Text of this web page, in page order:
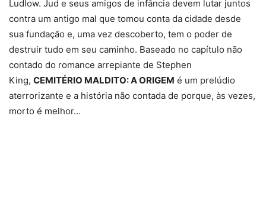
Ludlow. Jud e seus amigos de infância devem lutar juntos
contra um antigo mal que tomou conta da cidade desde
sua fundação e, uma vez descoberto, tem o poder de
destruir tudo em seu caminho. Baseado no capítulo não
contado do romance arrepiante de Stephen
King, CEMITÉRIO MALDITO: A ORIGEM é um prelúdio
aterrorizante e a história não contada de porque, às vezes,
morto é melhor…